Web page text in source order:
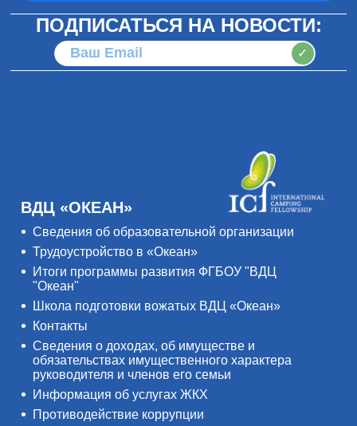
ПОДПИСАТЬСЯ НА НОВОСТИ:
✓
ВДЦ «ОКЕАН»
Сведения об образовательной организации
Трудоустройство в «Океан»
Итоги программы развития ФГБОУ "ВДЦ
"Океан"
Школа подготовки вожатых ВДЦ «Океан»
Контакты
Сведения о доходах, об имуществе и
обязательствах имущественного характера
руководителя и членов его семьи
Информация об услугах ЖКХ
Противодействие коррупции